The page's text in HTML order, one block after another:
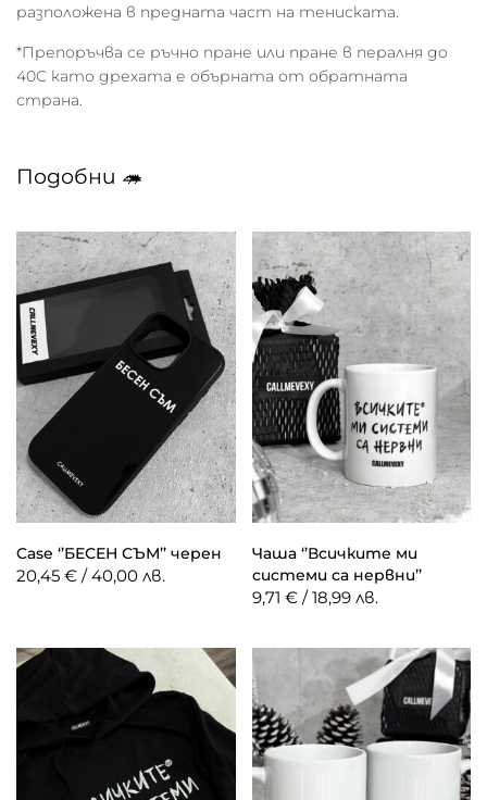
разположена в предната част на тениската.
*Препоръчва се ръчно пране или пране в пералня до
40С като дрехата е обърната от обратната
страна.
Подобни 🦔
Case ‘’БЕСЕН СЪМ’’ черен
20,45 € / 40,00 лв.
Чаша ‘’Всичките ми
системи са нервни’’
9,71 € / 18,99 лв.